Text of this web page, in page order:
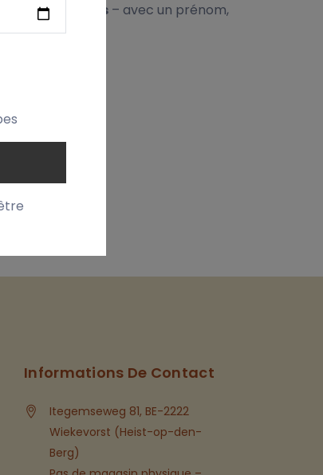
et/ou le dos – avec un prénom,
Informations De Contact
Itegemseweg 81, BE-2222
Wiekevorst (Heist-op-den-
Berg)